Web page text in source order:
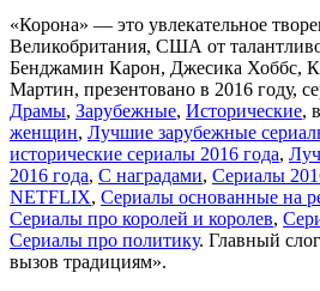
«Корона» — это увлекательное
Великобритания, США от
Бенджамин Карон, Джесика Хоббс,
Мартин, презентовано в 2016 году,
Драмы, Зарубежные, Исторические,
женщин, Лучшие зарубежные
исторические сериалы 2016 года,
2016 года, С наградами, Сериалы
NETFLIX, Сериалы основанные на
Сериалы про королей и королев,
Сериалы про политику. Главный
вызов традициям».